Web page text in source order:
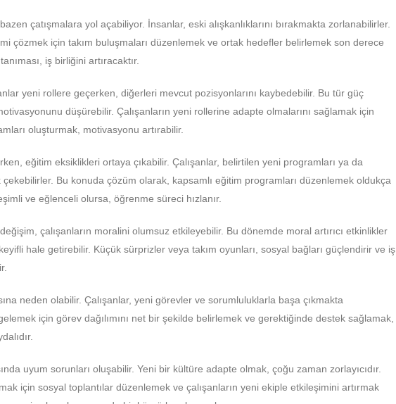
çatışmalara yol açabiliyor. İnsanlar, eski alışkanlıklarını bırakmakta zorlanabilirler.
çözmek için takım buluşmaları düzenlemek ve ortak hedefler belirlemek son derece
iş birliğini artıracaktır.
yeni rollere geçerken, diğerleri mevcut pozisyonlarını kaybedebilir. Bu tür güç
düşürebilir. Çalışanların yeni rollerine adapte olmalarını sağlamak için
oluşturmak, motivasyonu artırabilir.
eğitim eksiklikleri ortaya çıkabilir. Çalışanlar, belirtilen yeni programları ya da
Bu konuda çözüm olarak, kapsamlı eğitim programları düzenlemek oldukça
ve eğlenceli olursa, öğrenme süreci hızlanır.
çalışanların moralini olumsuz etkileyebilir. Bu dönemde moral artırıcı etkinlikler
hale getirebilir. Küçük sürprizler veya takım oyunları, sosyal bağları güçlendirir ve iş
neden olabilir. Çalışanlar, yeni görevler ve sorumluluklarla başa çıkmakta
için görev dağılımını net bir şekilde belirlemek ve gerektiğinde destek sağlamak,
uyum sorunları oluşabilir. Yeni bir kültüre adapte olmak, çoğu zaman zorlayıcıdır.
için sosyal toplantılar düzenlemek ve çalışanların yeni ekiple etkileşimini artırmak